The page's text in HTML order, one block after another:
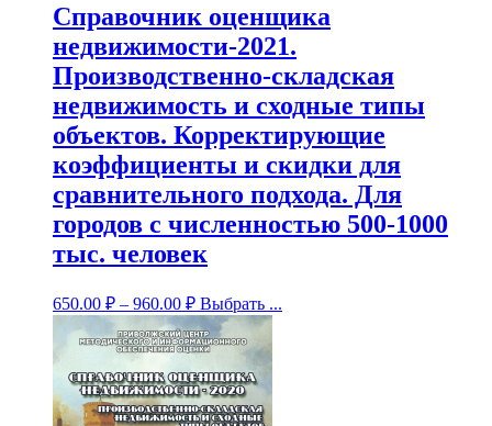
Справочник оценщика
недвижимости-2021.
Производственно-складская
недвижимость и сходные типы
объектов. Корректирующие
коэффициенты и скидки для
сравнительного подхода. Для
городов с численностью 500-1000
тыс. человек
650.00 ₽ – 960.00 ₽ Выбрать ...